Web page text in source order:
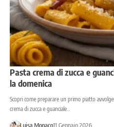
Pasta crema di zucca e
la domenica
Scopri come preparare un primo piatto
crema di zucca e guanciale…
Luisa Monaco11 Gennaio 2026